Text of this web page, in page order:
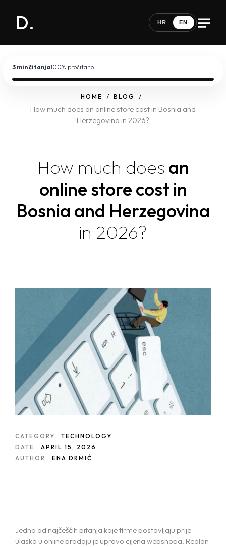
D. HR EN
HOME BLOG
How much does an online store cost in Bosnia and
Herzegovina in 2026?
How much does an
online store cost in
Bosnia and Herzegovina
in 2026?
3 minčitanja100% pročitano
CATEGORY:
TECHNOLOGY
DATE:
APRIL 15, 2026
AUTHOR:
ENA DRMIĆ
Jedno od najčešćih pitanja koje firme postavljaju prije
ulaska u online prodaju je upravo cijena webshopa. Realan